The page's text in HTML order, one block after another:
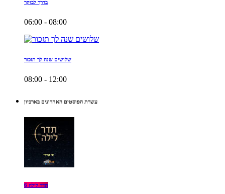
בדרך לבוקר
06:00 - 08:00
שלושים שנה לך תזכור
08:00 - 12:00
עשרת הפוסטים האחרונים בארכיון
תדר לילה 6